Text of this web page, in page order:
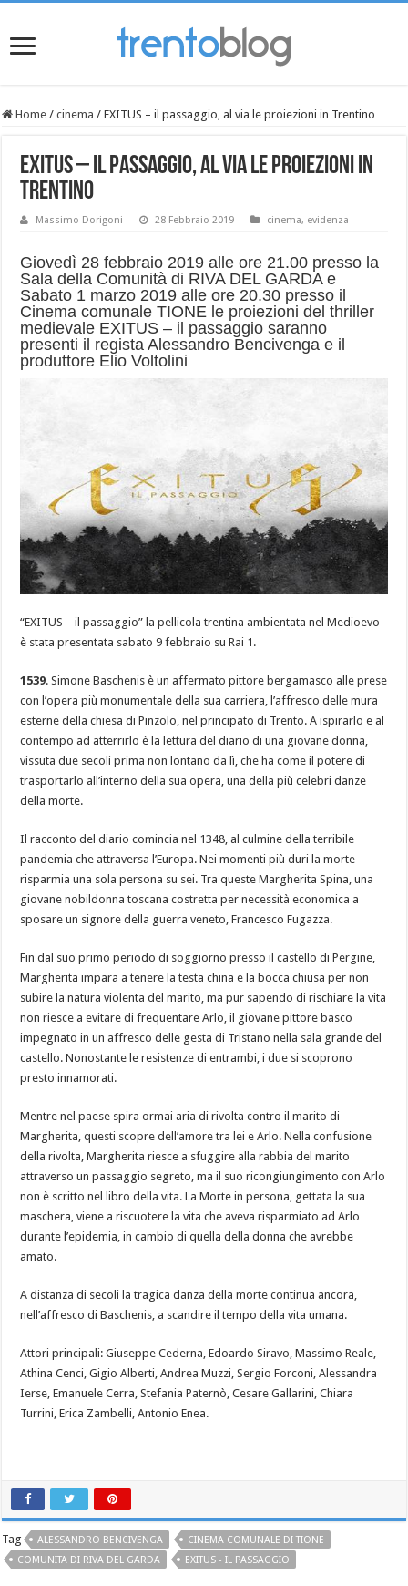
Home / cinema / EXITUS – il passaggio, al via le proiezioni in Trentino
EXITUS – il passaggio, al via le proiezioni in
Trentino
Massimo Dorigoni 28 Febbraio 2019 cinema, evidenza
Giovedì 28 febbraio 2019 alle ore 21.00 presso la
Sala della Comunità di RIVA DEL GARDA e
Sabato 1 marzo 2019 alle ore 20.30 presso il
Cinema comunale TIONE le proiezioni del thriller
medievale EXITUS – il passaggio saranno
presenti il regista Alessandro Bencivenga e il
produttore Elio Voltolini
“EXITUS – il passaggio” la pellicola trentina ambientata nel Medioevo
è stata presentata sabato 9 febbraio su Rai 1.
1539. Simone Baschenis è un affermato pittore bergamasco alle prese
con l’opera più monumentale della sua carriera, l’affresco delle mura
esterne della chiesa di Pinzolo, nel principato di Trento. A ispirarlo e al
contempo ad atterrirlo è la lettura del diario di una giovane donna,
vissuta due secoli prima non lontano da lì, che ha come il potere di
trasportarlo all’interno della sua opera, una della più celebri danze
della morte.
Il racconto del diario comincia nel 1348, al culmine della terribile
pandemia che attraversa l’Europa. Nei momenti più duri la morte
risparmia una sola persona su sei. Tra queste Margherita Spina, una
giovane nobildonna toscana costretta per necessità economica a
sposare un signore della guerra veneto, Francesco Fugazza.
Fin dal suo primo periodo di soggiorno presso il castello di Pergine,
Margherita impara a tenere la testa china e la bocca chiusa per non
subire la natura violenta del marito, ma pur sapendo di rischiare la vita
non riesce a evitare di frequentare Arlo, il giovane pittore basco
impegnato in un affresco delle gesta di Tristano nella sala grande del
castello. Nonostante le resistenze di entrambi, i due si scoprono
presto innamorati.
Mentre nel paese spira ormai aria di rivolta contro il marito di
Margherita, questi scopre dell’amore tra lei e Arlo. Nella confusione
della rivolta, Margherita riesce a sfuggire alla rabbia del marito
attraverso un passaggio segreto, ma il suo ricongiungimento con Arlo
non è scritto nel libro della vita. La Morte in persona, gettata la sua
maschera, viene a riscuotere la vita che aveva risparmiato ad Arlo
durante l’epidemia, in cambio di quella della donna che avrebbe
amato.
A distanza di secoli la tragica danza della morte continua ancora,
nell’affresco di Baschenis, a scandire il tempo della vita umana.
Attori principali: Giuseppe Cederna, Edoardo Siravo, Massimo Reale,
Athina Cenci, Gigio Alberti, Andrea Muzzi, Sergio Forconi, Alessandra
Ierse, Emanuele Cerra, Stefania Paternò, Cesare Gallarini, Chiara
Turrini, Erica Zambelli, Antonio Enea.
Tag ALESSANDRO BENCIVENGA
CINEMA COMUNALE DI TIONE
COMUNITA DI RIVA DEL GARDA
EXITUS - IL PASSAGGIO